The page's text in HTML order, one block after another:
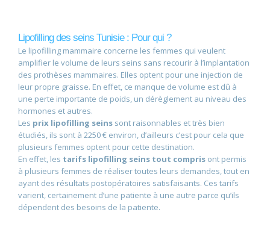
Lipofilling des seins Tunisie : Pour qui ?
Le lipofilling mammaire concerne les femmes qui veulent
amplifier le volume de leurs seins sans recourir à l’implantation
des prothèses mammaires. Elles optent pour une injection de
leur propre graisse. En effet, ce manque de volume est dû à
une perte importante de poids, un dérèglement au niveau des
hormones et autres.
Les prix lipofilling seins sont raisonnables et très bien
étudiés, ils sont à 2250 € environ, d’ailleurs c’est pour cela que
plusieurs femmes optent pour cette destination.
En effet, les tarifs lipofilling seins tout compris ont permis
à plusieurs femmes de réaliser toutes leurs demandes, tout en
ayant des résultats postopératoires satisfaisants. Ces tarifs
varient, certainement d’une patiente à une autre parce qu’ils
dépendent des besoins de la patiente.